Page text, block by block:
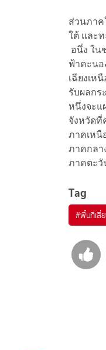
ส่วนภาค
ใต้ และ
อนึ่ง ใน
ฟ้าคะนอ
เฉียงเห
รับผลกร
หนึ่งจะแ
จังหวัด
ภาคเหนื
ภาคกลา
ภาคตะวั
Tag
#พื้นที่เสี่